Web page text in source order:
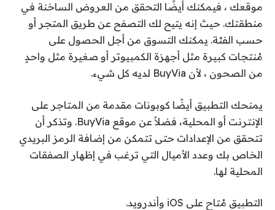
موقعك ، فيمكنك أيضًا التحقق من العروض الساخنة في
منطقتك. حيث إنه يتيح لك التصفح عن طريق المتجر أو
حسب الفئة. يمكنك التسوق من أجل الحصول على
مُنتجات كبيرة مثل أجهزة الكمبيوتر أو صغيرة مثل واحدٍ
من الصحون ، لأن BuyVia لديه كل شيء.
يمنحك التطبيق أيضًا كوبونات مقدمة من المتاجر على
الإنترنت أو المحلية، فضلاً عن موقع BuyVia. وتذكر أن
تتحقق من الإعدادات حتى تتمكن من إضافة الرمز البريدي
الخاص بك وعدد الأميال التي ترغب في إظهار الصفقات
المحلية لها.
التطبيق مُتاح على iOS وأندرويد.